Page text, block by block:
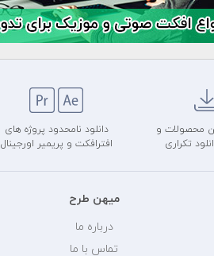
محصولات و
تکراری
دانلود نامحدود پروژه های
افترافکت و پریمیر اورجینال
میهن طرح
درباره ما
تماس با ما